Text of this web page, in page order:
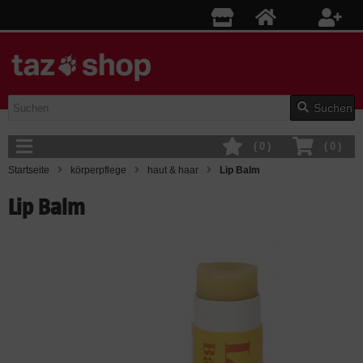
Suchen
( 0 )
( 0 )
Startseite körperpflege haut & haar Lip Balm
Lip Balm